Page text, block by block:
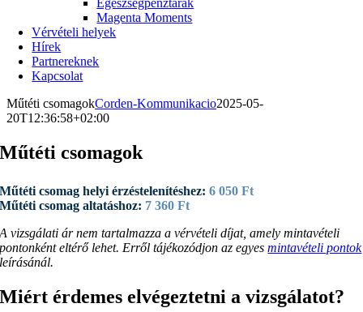
Egészségpénztárak
Magenta Moments
Vérvételi helyek
Hírek
Partnereknek
Kapcsolat
Műtéti csomagokCorden-Kommunikacio2025-05-
20T12:36:58+02:00
Műtéti csomagok
Műtéti csomag helyi érzéstelenítéshez: 6 050 Ft
Műtéti csomag altatáshoz: 7 360 Ft
A vizsgálati ár nem tartalmazza a vérvételi díjat, amely mintavételi
pontonként eltérő lehet. Erről tájékozódjon az egyesmintavételi pontok
leírásánál.
Miért érdemes elvégeztetni a vizsgálatot?